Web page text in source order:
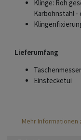
Klinge: Roh
Karbohnstahl -
Lieferumfang
Taschenmesser
Einstecketui
Mehr Informationen